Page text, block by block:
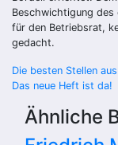
Beschwichtigung des
für den Betriebsrat,
gedacht.
Die besten Stellen
Das neue Heft ist da!
Ähnliche